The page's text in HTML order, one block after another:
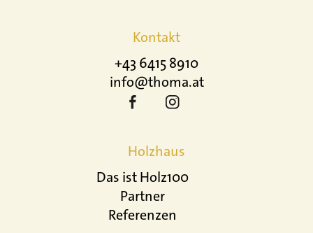
Kontakt
+43 6415 8910
info@thoma.at
Holzhaus
Das ist Holz100
Partner
Referenzen